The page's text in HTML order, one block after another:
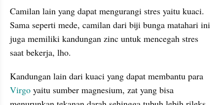
Camilan lain yang dapat mengurangi stres yaitu kuaci.
Sama seperti mede, camilan dari biji bunga matahari ini
juga memiliki kandungan zinc untuk mencegah stres
saat bekerja, lho.
Virgo yaitu sumber magnesium, zat yang bisa